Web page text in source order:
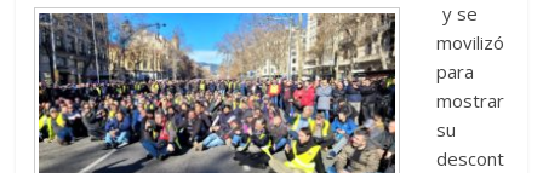
y se
movilizó
para
mostrar
su
descont